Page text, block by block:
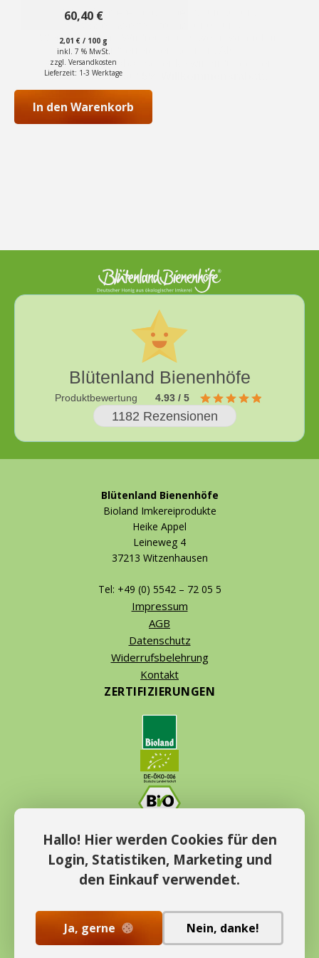
5.00
von 5
60,40 €
2,01 € / 100 g
inkl. 7 % MwSt.
zzgl. Versandkosten
Lieferzeit: 1-3 Werktage
In den Warenkorb
Blütenland Bienenhöfe
Produktbewertung 4.93 / 5
1182 Rezensionen
Blütenland Bienenhöfe
Bioland Imkereiprodukte
Heike Appel
Leineweg 4
37213 Witzenhausen
Tel: +49 (0) 5542 – 72 05 5
Impressum
AGB
Datenschutz
Widerrufsbelehrung
Kontakt
ZERTIFIZIERUNGEN
Hallo! Hier werden Cookies für den
Login, Statistiken, Marketing und
den Einkauf verwendet.
Ja, gerne Nein, danke!
Zukunft erreichen können. Als
Willkommensrabatt schenke wir dir für deinen
nächsten Einkauf
Abonnieren